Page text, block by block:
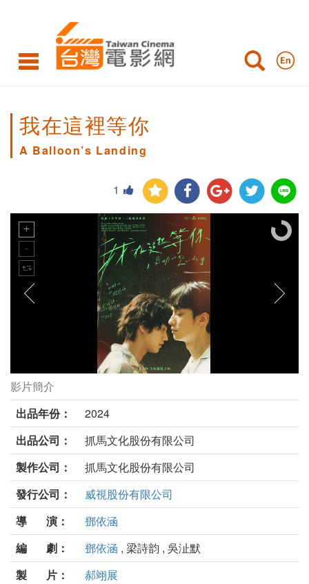
我在這裡等你
A Balloon’s Landing
1
我在這裡等你劇照
影片簡介
出品年份：
2024
出品公司：
抓馬文化股份有限公司
製作公司：
抓馬文化股份有限公司
發行公司：
威視股份有限公司
導 演：
鄧依涵
編 劇：
鄧依涵 , 梁詩韵 , 吳沚默
製 片：
郝翊展